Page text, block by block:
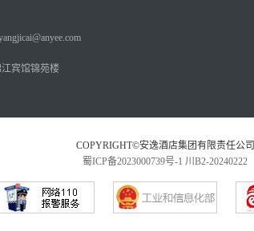
宾馆锦苑楼
COPYRIGHT©安逸酒店集团有限责任公司
蜀ICP备2023000739号-1 川B2-20240222